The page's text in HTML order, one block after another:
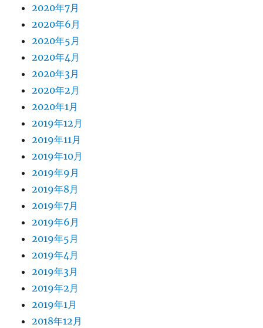
2020年7月
2020年6月
2020年5月
2020年4月
2020年3月
2020年2月
2020年1月
2019年12月
2019年11月
2019年10月
2019年9月
2019年8月
2019年7月
2019年6月
2019年5月
2019年4月
2019年3月
2019年2月
2019年1月
2018年12月